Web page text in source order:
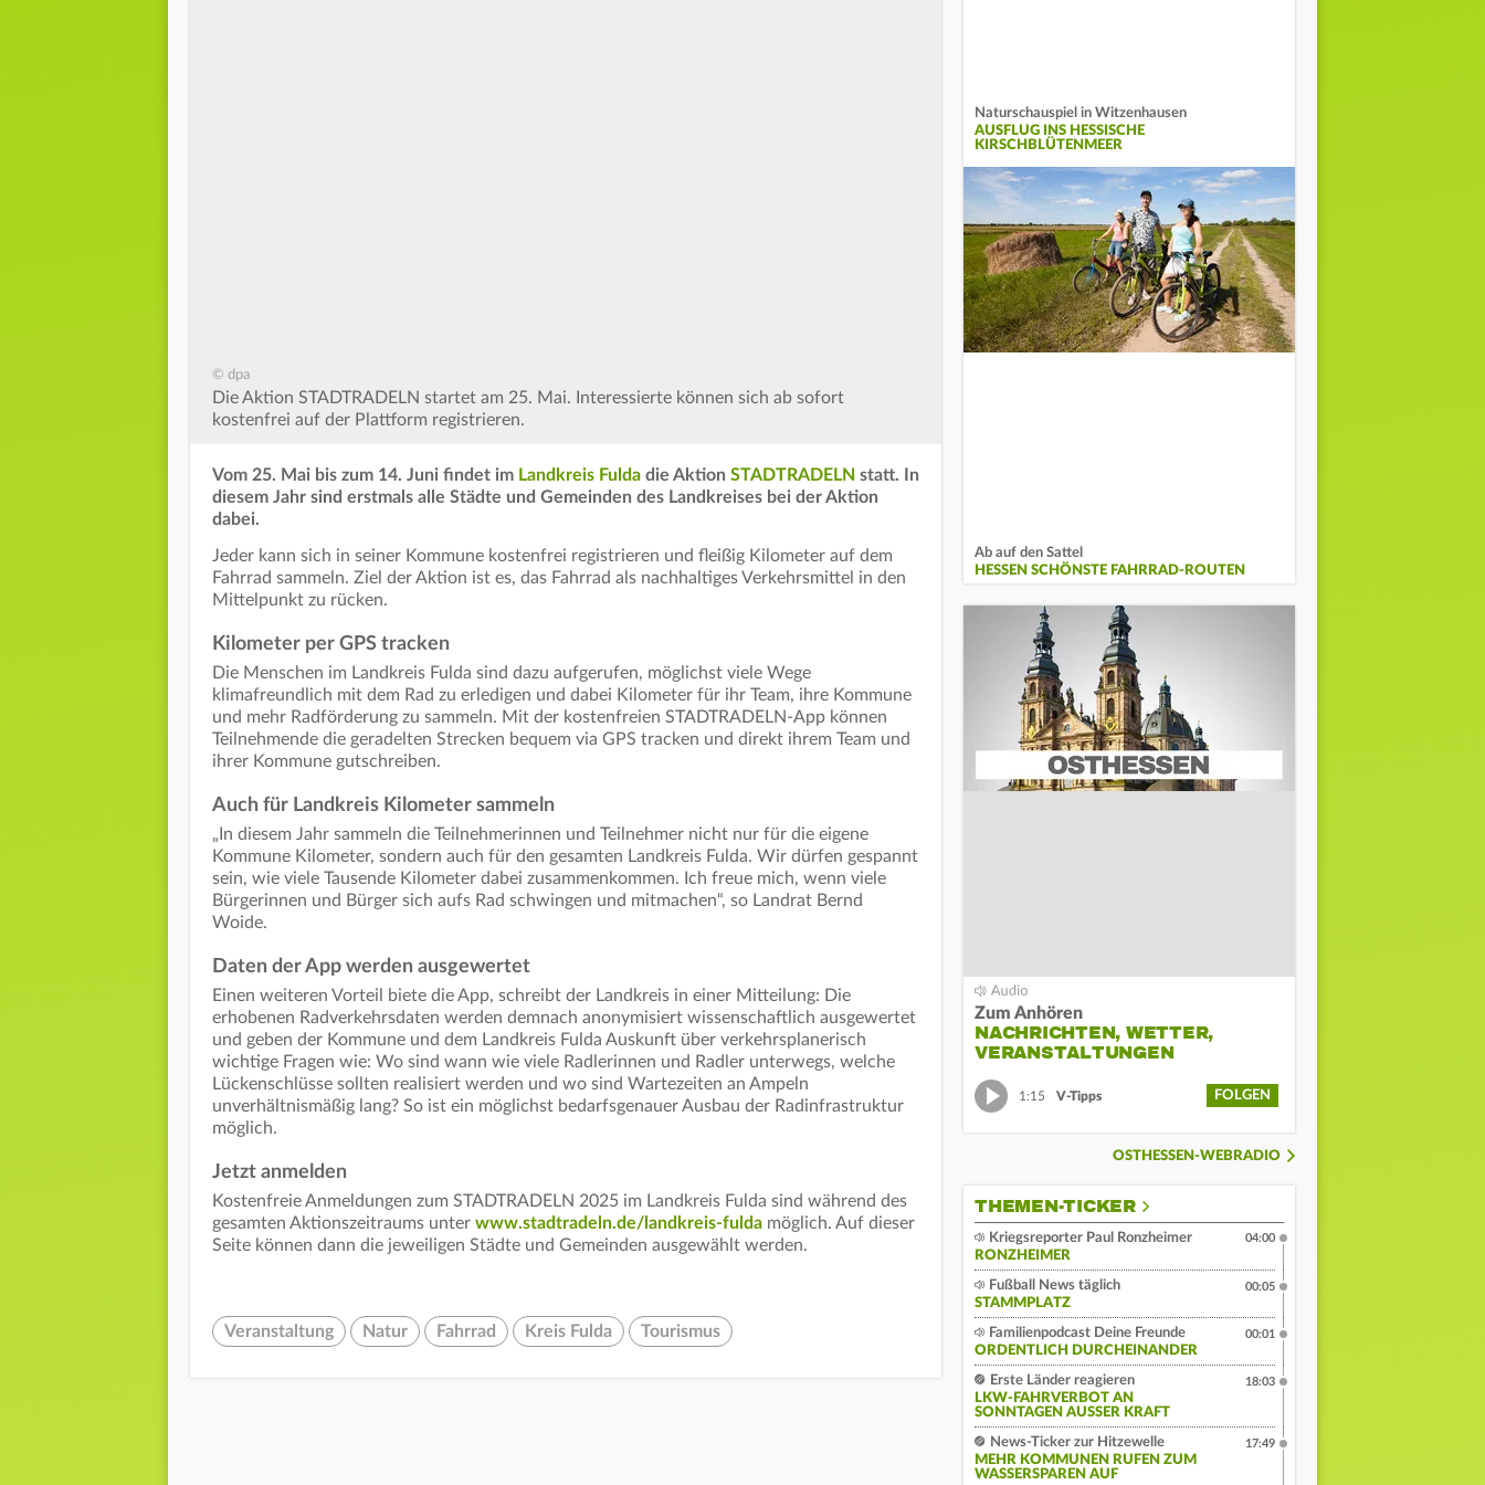
© dpa
Die Aktion STADTRADELN startet am 25. Mai. Interessierte können sich ab sofort
kostenfrei auf der Plattform registrieren.
Vom 25. Mai bis zum 14. Juni findet im Landkreis Fulda die Aktion STADTRADELN statt. In
diesem Jahr sind erstmals alle Städte und Gemeinden des Landkreises bei der Aktion
dabei.
Jeder kann sich in seiner Kommune kostenfrei registrieren und fleißig Kilometer auf dem
Fahrrad sammeln. Ziel der Aktion ist es, das Fahrrad als nachhaltiges Verkehrsmittel in den
Mittelpunkt zu rücken.
Kilometer per GPS tracken
Die Menschen im Landkreis Fulda sind dazu aufgerufen, möglichst viele Wege
klimafreundlich mit dem Rad zu erledigen und dabei Kilometer für ihr Team, ihre Kommune
und mehr Radförderung zu sammeln. Mit der kostenfreien STADTRADELN-App können
Teilnehmende die geradelten Strecken bequem via GPS tracken und direkt ihrem Team und
ihrer Kommune gutschreiben.
Auch für Landkreis Kilometer sammeln
„In diesem Jahr sammeln die Teilnehmerinnen und Teilnehmer nicht nur für die eigene
Kommune Kilometer, sondern auch für den gesamten Landkreis Fulda. Wir dürfen gespannt
sein, wie viele Tausende Kilometer dabei zusammenkommen. Ich freue mich, wenn viele
Bürgerinnen und Bürger sich aufs Rad schwingen und mitmachen“, so Landrat Bernd
Woide.
Daten der App werden ausgewertet
Einen weiteren Vorteil biete die App, schreibt der Landkreis in einer Mitteilung: Die
erhobenen Radverkehrsdaten werden demnach anonymisiert wissenschaftlich ausgewertet
und geben der Kommune und dem Landkreis Fulda Auskunft über verkehrsplanerisch
wichtige Fragen wie: Wo sind wann wie viele Radlerinnen und Radler unterwegs, welche
Lückenschlüsse sollten realisiert werden und wo sind Wartezeiten an Ampeln
unverhältnismäßig lang? So ist ein möglichst bedarfsgenauer Ausbau der Radinfrastruktur
möglich.
Jetzt anmelden
Kostenfreie Anmeldungen zum STADTRADELN 2025 im Landkreis Fulda sind während des
gesamten Aktionszeitraums unter www.stadtradeln.de/landkreis-fulda möglich. Auf dieser
Seite können dann die jeweiligen Städte und Gemeinden ausgewählt werden.
Veranstaltung Natur Fahrrad Kreis Fulda Tourismus
Naturschauspiel in Witzenhausen
AUSFLUG INS HESSISCHE
KIRSCHBLÜTENMEER
Ab auf den Sattel
HESSEN SCHÖNSTE FAHRRAD-ROUTEN
Zum Anhören
NACHRICHTEN, WETTER,
VERANSTALTUNGEN
1:15 V-Tipps FOLGEN
OSTHESSEN-WEBRADIO
THEMEN-TICKER
Kriegsreporter Paul Ronzheimer
RONZHEIMER
04:00
Fußball News täglich
STAMMPLATZ
00:05
Familienpodcast Deine Freunde
ORDENTLICH DURCHEINANDER
00:01
Erste Länder reagieren
LKW-FAHRVERBOT AN
SONNTAGEN AUSSER KRAFT
18:03
News-Ticker zur Hitzewelle
MEHR KOMMUNEN RUFEN ZUM
WASSERSPAREN AUF
17:49